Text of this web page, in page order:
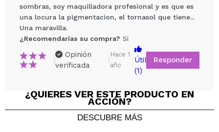
Compartir un vídeo o una foto
¿Recomendarías su compra?
sombras, soy maquilladora profesional y es que es
una locura la pigmentacion, el tornasol que tiene...
Una maravilla.
¿Recomendarías su compra? Si
|
Opinión
verificada
|
Hace 1
año
Útil
(1)
Responder
¿QUIERES VER ESTE PRODUCTO EN
ACCIÓN?
DESCUBRE MÁS